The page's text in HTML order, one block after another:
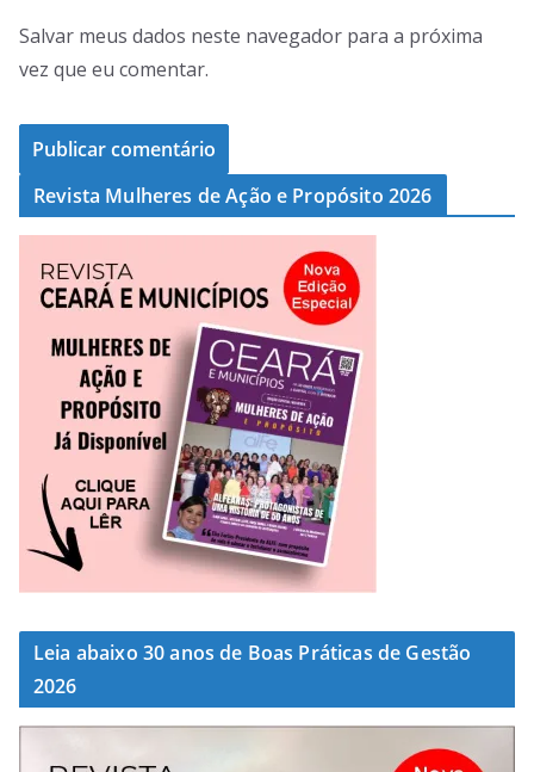
Salvar meus dados neste navegador para a próxima
vez que eu comentar.
Revista Mulheres de Ação e Propósito 2026
Leia abaixo 30 anos de Boas Práticas de Gestão
2026